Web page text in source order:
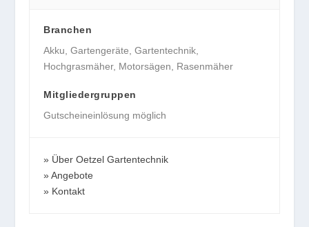
Branchen
Akku Gartengeräte Gartentechnik
Hochgrasmäher, Motorsägen Rasenmäher
Mitgliedergruppen
Gutscheineinlösung möglich
Über Oetzel Gartentechnik
Angebote
Kontakt